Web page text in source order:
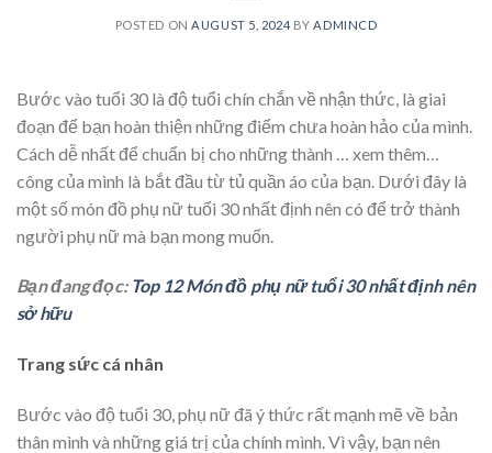
POSTED ON AUGUST 5, 2024 BY ADMINCD
Bước vào tuổi 30 là độ tuổi chín chắn về nhận thức, là giai
đoạn để bạn hoàn thiện những điểm chưa hoàn hảo của mình.
Cách dễ nhất để chuẩn bị cho những thành
… xem thêm…
công của mình là bắt đầu từ tủ quần áo của bạn. Dưới đây là
một số món đồ phụ nữ tuổi 30 nhất định nên có để trở thành
người phụ nữ mà bạn mong muốn.
Bạn đang đọc: Top 12 Món đồ phụ nữ tuổi 30 nhất định nên
sở hữu
Trang sức cá nhân
Bước vào độ tuổi 30, phụ nữ đã ý thức rất mạnh mẽ về bản
thân mình và những giá trị của chính mình. Vì vậy, bạn nên